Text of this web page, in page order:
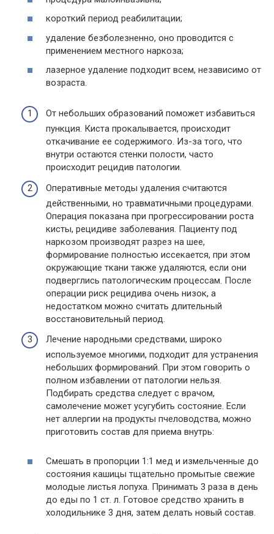
короткий период реабилитации;
удаление безболезненно, оно проводится с
применением местного наркоза;
лазерное удаление подходит всем, независимо от
возраста.
От небольших образований поможет избавиться
пункция. Киста прокалывается, происходит
откачивание ее содержимого. Из-за того, что
внутри остаются стенки полости, часто
происходит рецидив патологии.
Оперативные методы удаления считаются
действенными, но травматичными процедурами.
Операция показана при прогрессировании роста
кисты, рецидиве заболевания. Пациенту под
наркозом производят разрез на шее,
формирование полностью иссекается, при этом
окружающие ткани также удаляются, если они
подверглись патологическим процессам. После
операции риск рецидива очень низок, а
недостатком можно считать длительный
восстановительный период.
Лечение народными средствами, широко
используемое многими, подходит для устранения
небольших формирований. При этом говорить о
полном избавлении от патологии нельзя.
Подбирать средства следует с врачом,
самолечение может усугубить состояние. Если
нет аллергии на продукты пчеловодства, можно
приготовить состав для приема внутрь:
Смешать в пропорции 1:1 мед и измельченные до
состояния кашицы тщательно промытые свежие
молодые листья лопуха. Принимать 3 раза в день
до еды по 1 ст. л. Готовое средство хранить в
холодильнике 3 дня, затем делать новый состав.